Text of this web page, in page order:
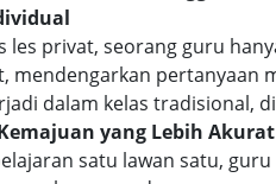
les privat, seorang guru
mendengarkan pertanyaan
dalam kelas tradisional,
yang Lebih Akurat
satu lawan satu,